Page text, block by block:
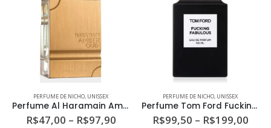
Este produto tem várias variantes. As opções podem ser escolhidas na página do produto
PERFUME DE NICHO, UNISSEX
Perfume Al Haramain Amber Oud Gold Edition Unissex Eau de Parfum
R$47,00 – R$97,90Faixa
Este produto tem várias variantes. As opções podem ser escolhidas na página do produto
PERFUME DE NICHO, UNISSEX
Perfume Tom Ford Fucking Fabulous Unissex Eau de Parfum
R$99,50 – R$199,00